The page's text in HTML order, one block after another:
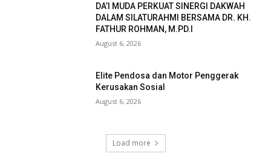
DA’I MUDA PERKUAT SINERGI DAKWAH
DALAM SILATURAHMI BERSAMA DR. KH.
FATHUR ROHMAN, M.PD.I
August 6, 2026
Elite Pendosa dan Motor Penggerak
Kerusakan Sosial
August 6, 2026
Load more